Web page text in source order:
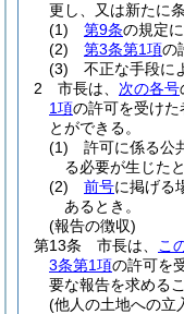
更し、又は新たに
(1)
第9条の規定
(2)
第3条第1項の
(3)
不正な手段に
2
市長は、 次の各号
1項の許可を受けた
とができる。
(1)
許可に係る公
る必要が生じたと
(2)
前号に掲げる
あるとき。
(報告の徴収)
第13条
市長は、 こ
3条第1項の許可を
要な報告を求める
(他人の土地への立